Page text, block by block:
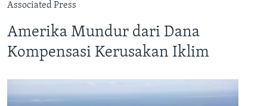
Associated Press
Amerika Mundur dari Dana
Kompensasi Kerusakan Iklim